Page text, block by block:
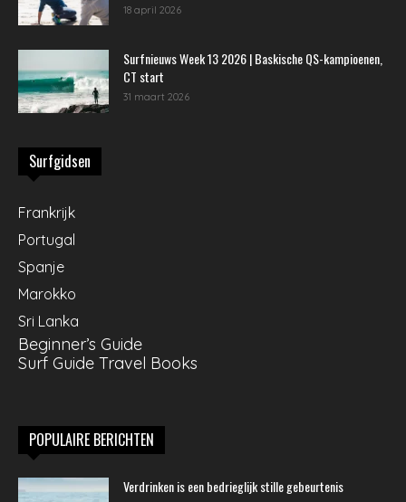
18 april 2026
Surfnieuws Week 13 2026 | Baskische QS-kampioenen,
CT start
31 maart 2026
Surfgidsen
Frankrijk
Portugal
Spanje
Marokko
Sri Lanka
Beginner’s Guide
Surf Guide Travel Books
POPULAIRE BERICHTEN
Verdrinken is een bedrieglijk stille gebeurtenis